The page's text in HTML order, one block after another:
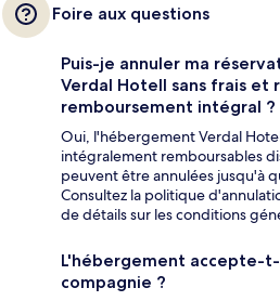
Foire aux questions
Puis-je annuler ma
Verdal Hotell sans frais et
remboursement intégral ?
Oui, l'hébergement Verdal
intégralement remboursables
peuvent être annulées jusqu'à
Consultez la politique
de détails sur les conditions
L'hébergement accepte-
compagnie ?